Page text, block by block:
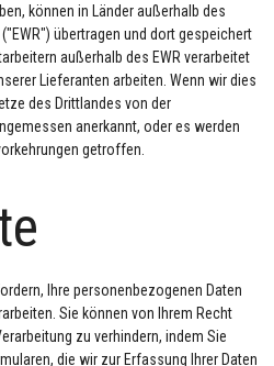
können in Länder außerhalb des
übertragen und dort gespeichert
außerhalb des EWR verarbeitet
Lieferanten arbeiten. Wenn wir dies
des Drittlandes von der
anerkannt, oder es werden
getroffen.
Ihre personenbezogenen Daten
Sie können von Ihrem Recht
zu verhindern, indem Sie
die wir zur Erfassung Ihrer Daten